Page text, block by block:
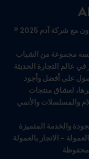
© 2025 شركة إيت مايل للاستيراد والتصدير بالتعاون مع شركة آدم
مجموعة من الشباب
على أفضل وأجود
لعشاق منتجات
والمسلسلات والأنمي
– الاتجار بالعمولة
محفوظة